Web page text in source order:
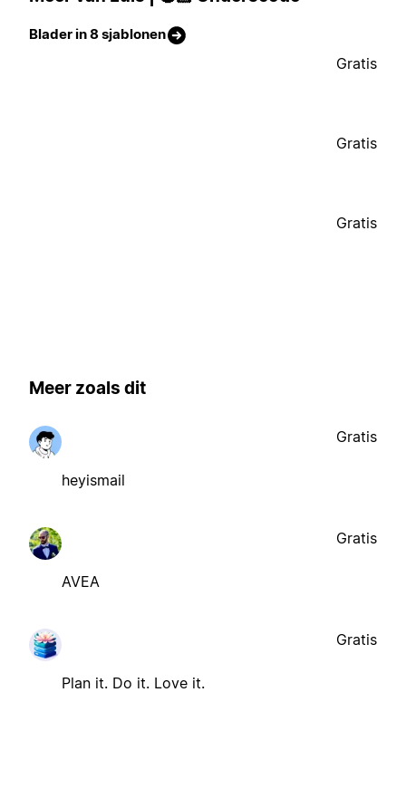
Blader in 8 sjablonen
Gratis
Gratis
Gratis
Meer zoals dit
heyismail
Gratis
AVEA
Gratis
Plan it. Do it. Love it.
Gratis